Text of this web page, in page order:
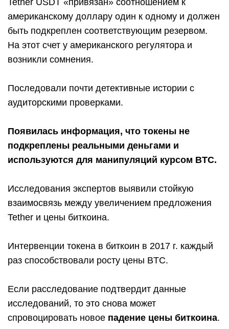
Tether USDT «привязан» соотношением к
американскому доллару один к одному и должен
быть подкреплен соответствующим резервом.
На этот счет у американского регулятора и
возникли сомнения.
Последовали почти детективные истории с
аудиторскими проверками.
Появилась информация, что токены не
подкреплены реальными деньгами и
используются для манипуляций курсом BTC.
Исследования экспертов выявили стойкую
взаимосвязь между увеличением предложения
Tether и цены биткоина.
Интервенции токена в биткоин в 2017 г. каждый
раз способствовали росту цены BTC.
Если расследование подтвердит данные
исследований, то это снова может
спровоцировать новое падение цены биткоина.